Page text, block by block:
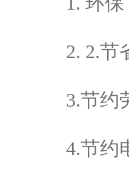
2. 2.节省
3.节约劳
4.节约